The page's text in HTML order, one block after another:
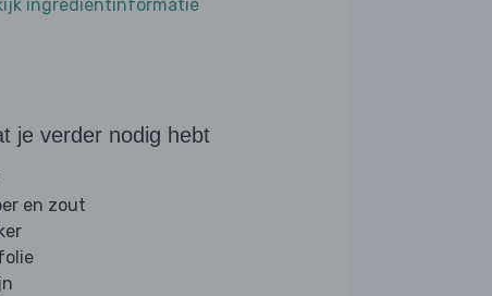
ingrediëntinformatie
je verder nodig hebt
en zout